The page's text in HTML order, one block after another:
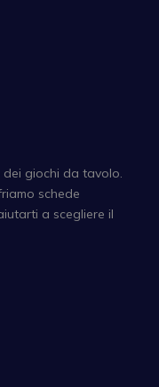
giochi da tavolo.
schede
a scegliere il